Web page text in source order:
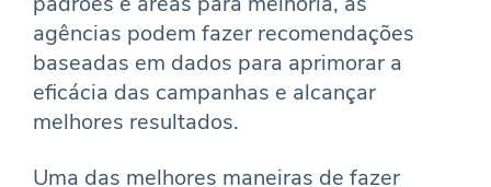
agências podem fazer recomendações
baseadas em dados para aprimorar a
eficácia das campanhas e alcançar
melhores resultados.
Uma das melhores maneiras de fazer